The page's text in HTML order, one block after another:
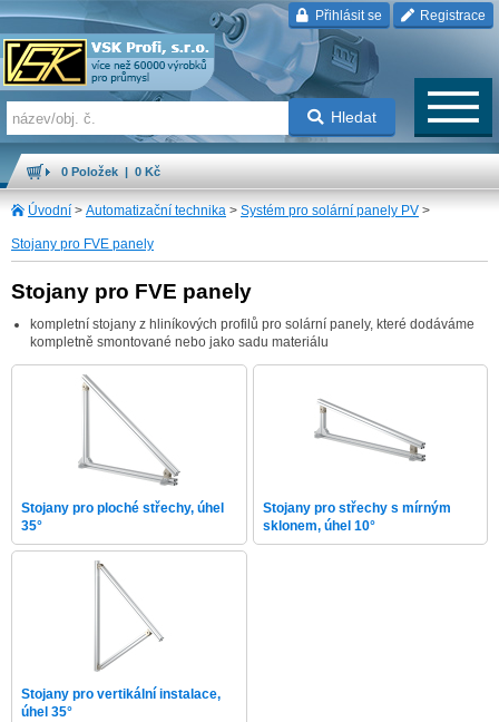
Přihlásit se Registrace
Hledat
0 Položek | 0 Kč
Úvodní > Automatizační technika > Systém pro solární panely PV >
Stojany pro FVE panely
Stojany pro FVE panely
kompletní stojany z hliníkových profilů pro solární panely, které dodáváme
kompletně smontované nebo jako sadu materiálu
Stojany pro ploché střechy, úhel
35°
Stojany pro střechy s mírným
sklonem, úhel 10°
Stojany pro vertikální instalace,
úhel 35°